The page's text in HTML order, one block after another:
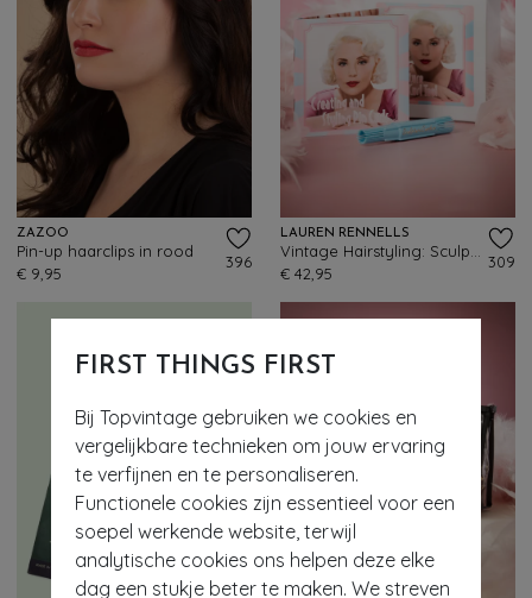
FIRST THINGS FIRST
Bij Topvintage gebruiken we cookies en
vergelijkbare technieken om jouw ervaring
te verfijnen en te personaliseren.
Functionele cookies zijn essentieel voor een
soepel werkende website, terwijl
analytische cookies ons helpen deze elke
dag een stukje beter te maken. We streven
ZAZOO
Pin-up haarclips in rood
€ 9,95
396
LAUREN RENNELLS
€ 42,95
309